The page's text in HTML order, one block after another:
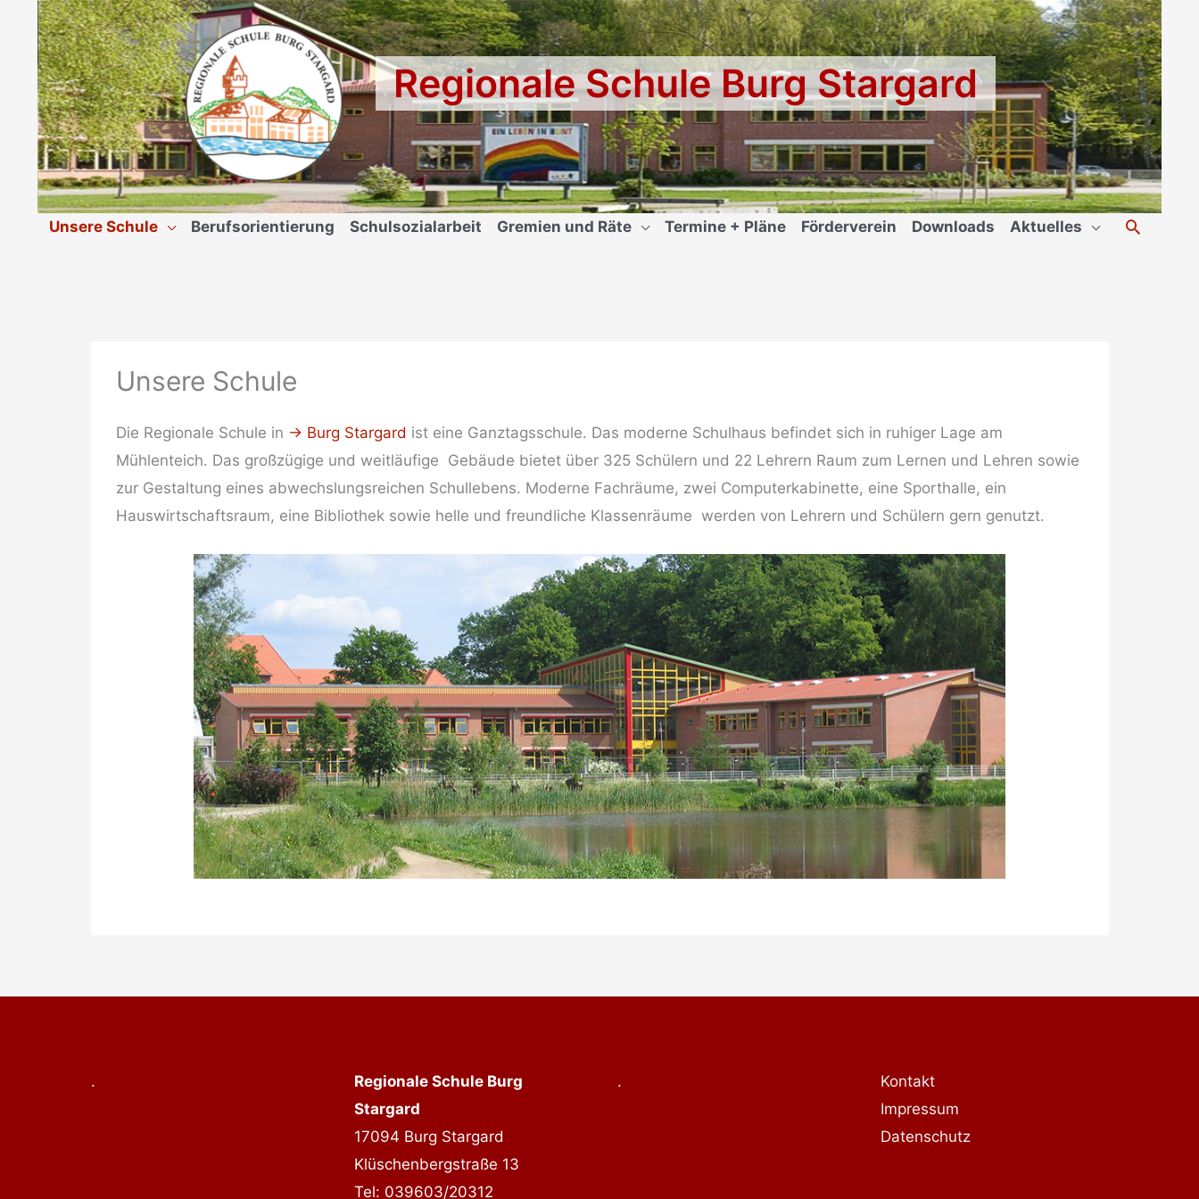
Inhalt
springen
Regionale Schule Burg Stargard
Unsere Schule Berufsorientierung Schulsozialarbeit Gremien und Räte Termine + Pläne Förderverein Downloads Aktuelles Suchen
Unsere Schule
Die Regionale Schule in → Burg Stargard ist eine Ganztagsschule. Das moderne Schulhaus befindet sich in ruhiger Lage am
Mühlenteich. Das großzügige und weitläufige Gebäude bietet über 325 Schülern und 22 Lehrern Raum zum Lernen und Lehren sowie
zur Gestaltung eines abwechslungsreichen Schullebens. Moderne Fachräume, zwei Computerkabinette, eine Sporthalle, ein
Hauswirtschaftsraum, eine Bibliothek sowie helle und freundliche Klassenräume werden von Lehrern und Schülern gern genutzt.
.
Regionale Schule Burg
Stargard
17094 Burg Stargard
Klüschenbergstraße 13
Tel: 039603/20312
.
Kontakt
Impressum
Datenschutz